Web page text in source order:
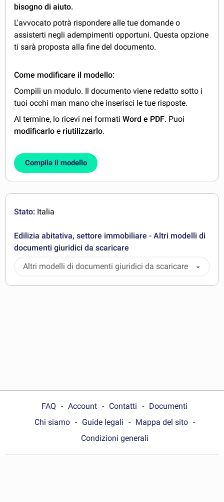
bisogno di aiuto.
L'avvocato potrà rispondere alle tue domande o
assisterti negli adempimenti opportuni. Questa opzione
ti sarà proposta alla fine del documento.
Come modificare il modello:
Compili un modulo. Il documento viene redatto sotto i
tuoi occhi man mano che inserisci le tue risposte.
Al termine, lo ricevi nei formatiWord e PDF. Puoi
modificarlo e riutilizzarlo.
Compila il modello
Stato: Italia
Edilizia abitativa, settore immobiliare - Altri modelli di
documenti giuridici da scaricare
Altri modelli di documenti giuridici da scaricare
FAQ Account Contatti
Documenti
Chi siamo
Guide legali
Mappa del sito
Condizioni generali